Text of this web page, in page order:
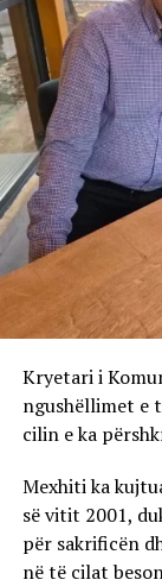
Kryetari i
ngushëllimet e
cilin e ka
Mexhiti ka
së vitit 2001,
për sakrificën
në të cilat